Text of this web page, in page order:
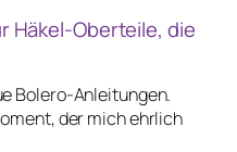
Häkel-Oberteile, die
Bolero-Anleitungen.
der mich ehrlich